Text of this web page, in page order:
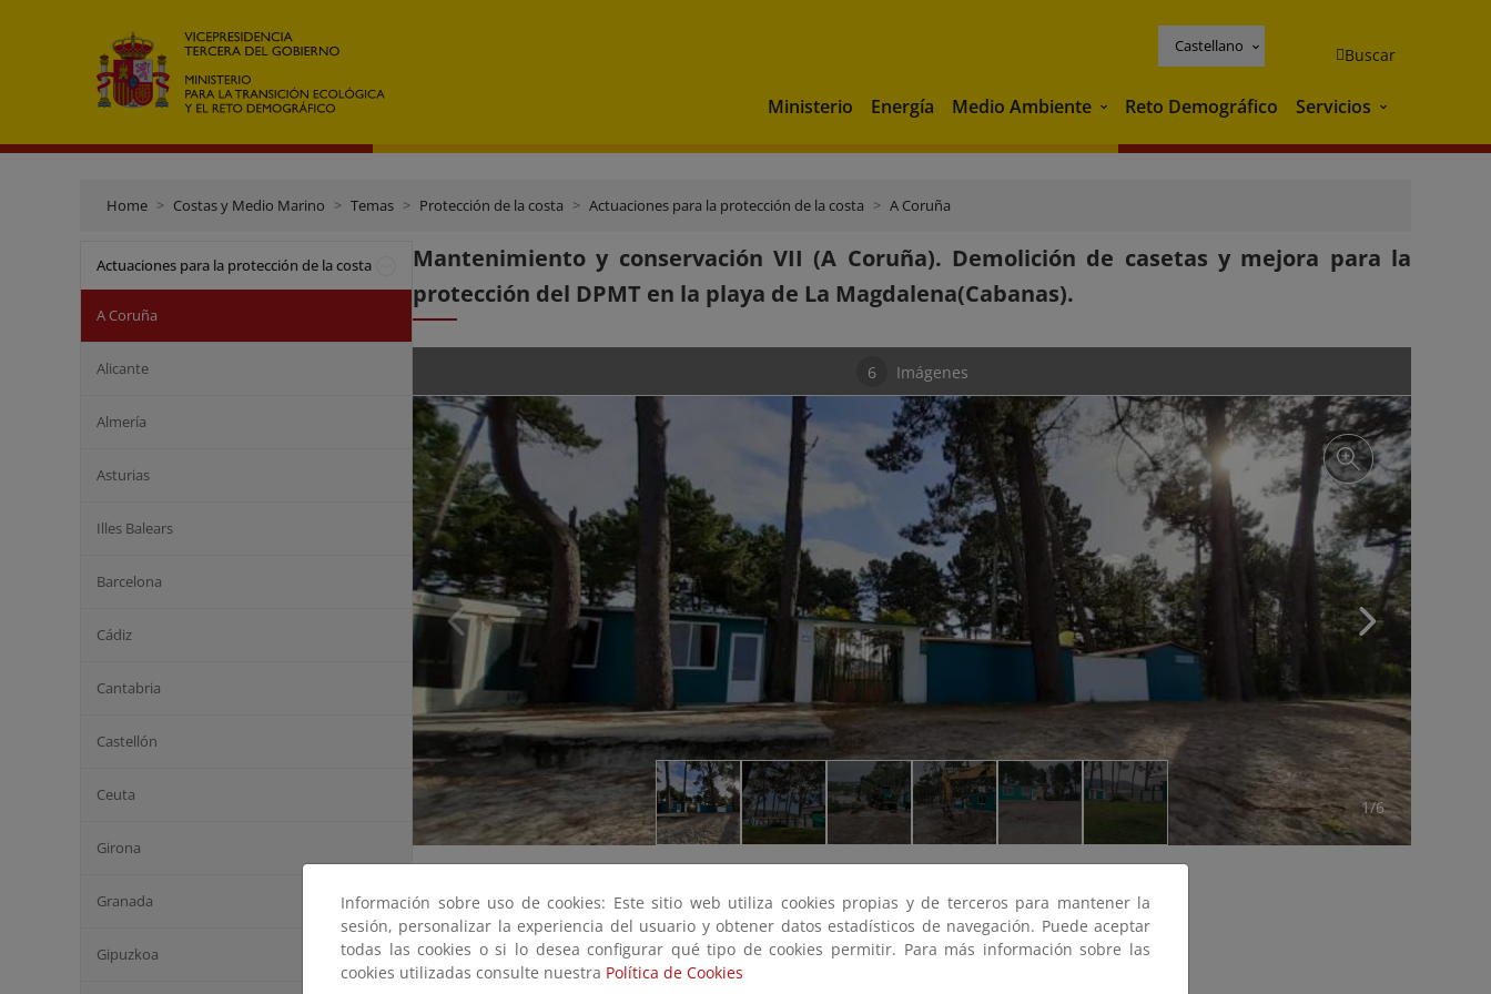
Castellano Buscar
Ministerio Energía Medio Ambiente Medio Ambiente
Reto Demográfico Servicios Servicios
Home Costas y Medio Marino Temas Protección de la costa Actuaciones para la protección de la costa A Coruña
Actuaciones para la protección de la costa
A Coruña
Alicante
Almería
Asturias
Illes Balears
Barcelona
Cádiz
Cantabria
Castellón
Ceuta
Girona
Granada
Gipuzkoa
Mantenimiento y conservación VII (A Coruña). Demolición de casetas y mejora para la
protección del DPMT en la playa de La Magdalena(Cabanas).
6 Imágenes
1/6
Información sobre uso de cookies: Este sitio web utiliza cookies propias y de terceros para mantener la
sesión, personalizar la experiencia del usuario y obtener datos estadísticos de navegación. Puede aceptar
todas las cookies o si lo desea configurar qué tipo de cookies permitir. Para más información sobre las
cookies utilizadas consulte nuestra Política de Cookies